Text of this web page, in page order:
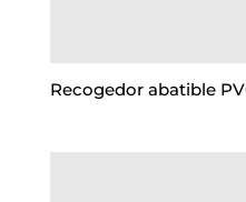
Recogedor abatible